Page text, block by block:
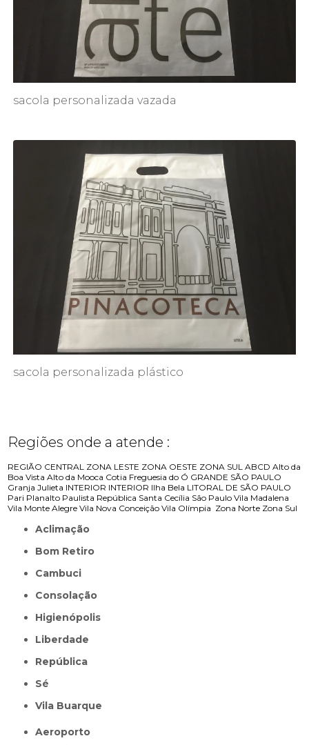
sacola personalizada vazada
sacola personalizada plástico
Regiões onde a atende :
REGIÃO CENTRAL ZONA LESTE ZONA OESTE ZONA SUL ABCD Alto da
Boa Vista Alto da Mooca Cotia Freguesia do Ó GRANDE SÃO PAULO
Granja Julieta INTERIOR INTERIOR Ilha Bela LITORAL DE SÃO PAULO
Pari Planalto Paulista República Santa Cecília São Paulo Vila Madalena
Vila Monte Alegre Vila Nova Conceição Vila Olímpia Zona Norte Zona Sul
Aclimação
Bom Retiro
Cambuci
Consolação
Higienópolis
Liberdade
República
Sé
Vila Buarque
Aeroporto